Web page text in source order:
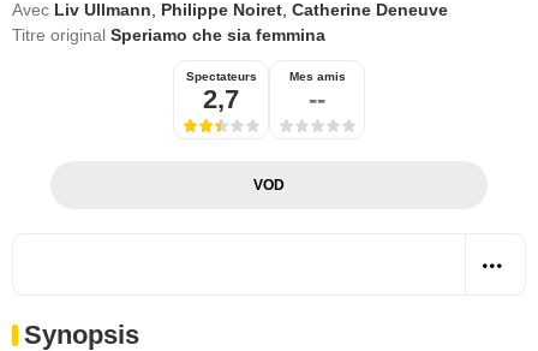
Avec Liv Ullmann Philippe Noiret Catherine Deneuve
Titre original Speriamo che sia femmina
Spectateurs
2,7
Mes amis
--
VOD
Synopsis